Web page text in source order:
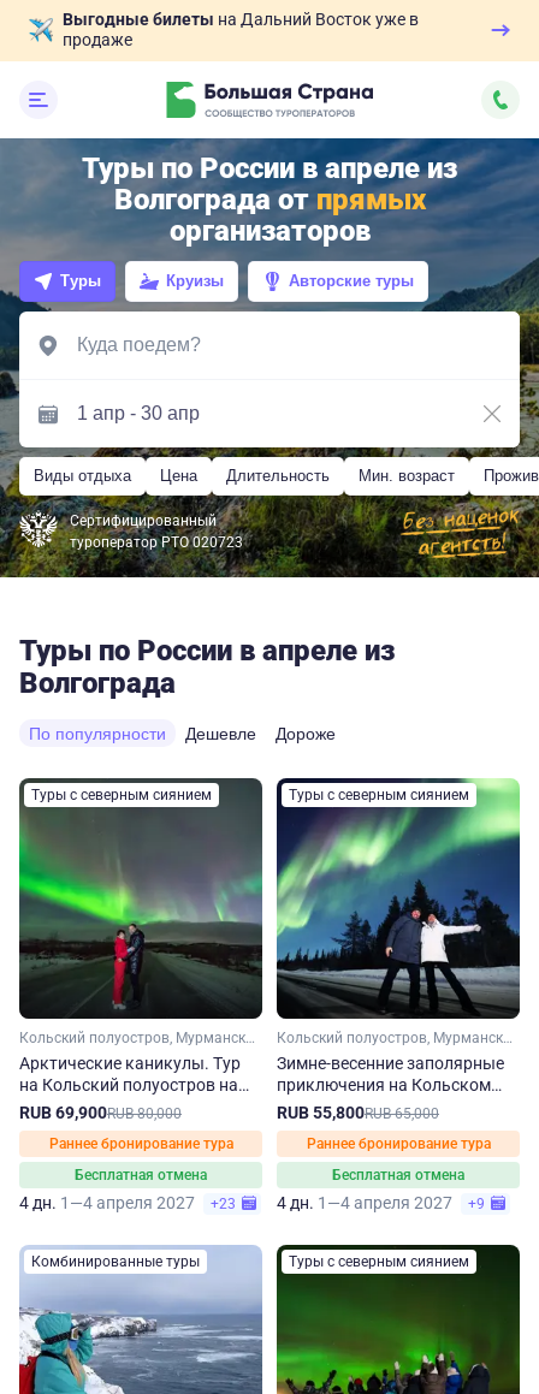
Выгодные билеты на Дальний Восток уже в
продаже
Туры по России в апреле из
Волгограда отпрямых
организаторов
Туры Круизы Авторские туры
Виды отдыха Цена Длительность Мин. возраст
Сертифицированный
туроператор РТО 020723
Туры по России в апреле из
Волгограда
По популярности Дешевле Дороже
Туры с северным сиянием
Кольский полуостров, Мурманская область, Арктика
Арктические каникулы. Тур
на Кольский полуостров на
зиму-весну
RUB 69,900RUB 80,000
Раннее бронирование тура
Бесплатная отмена
4 дн. 1—4 апреля 2027 +23
Туры с северным сиянием
Кольский полуостров, Мурманская область, Арктика
Зимне-весенние заполярные
приключения на Кольском
полуострове
RUB 55,800RUB 65,000
Раннее бронирование тура
Бесплатная отмена
4 дн. 1—4 апреля 2027 +9
Комбинированные туры Туры с северным сиянием